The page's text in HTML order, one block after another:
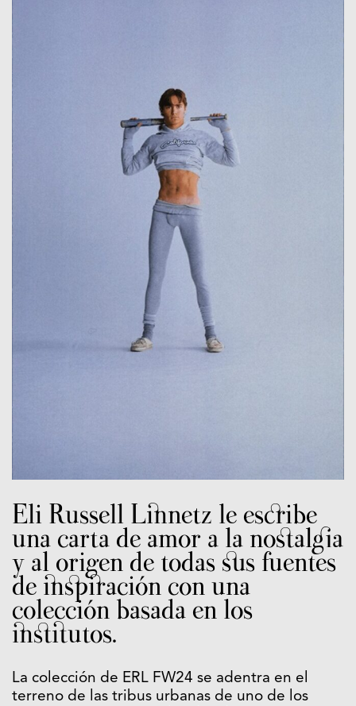
Eli Russell Linnetz le escribe
una carta de amor a la nostalgia
y al origen de todas sus fuentes
de inspiración con una
colección basada en los
institutos.
La colección de ERL FW24 se adentra en el
terreno de las tribus urbanas de uno de los